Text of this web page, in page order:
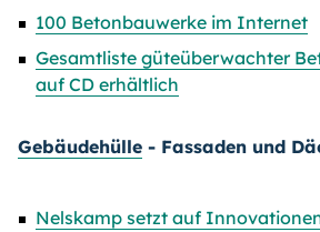
100 Betonbauwerke im Internet
Gesamtliste güteüberwachter
auf CD erhältlich
Gebäudehülle - Fassaden und
Nelskamp setzt auf